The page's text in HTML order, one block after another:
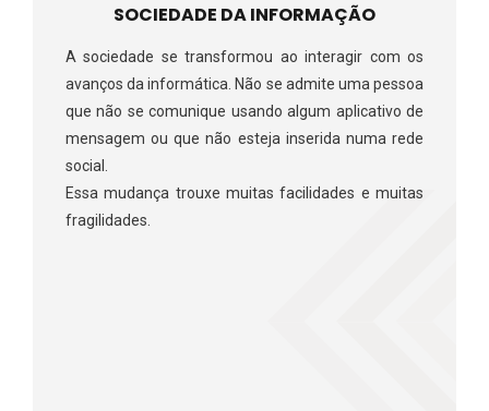
SOCIEDADE DA INFORMAÇÃO
A sociedade se transformou ao interagir com os
avanços da informática. Não se admite uma pessoa
que não se comunique usando algum aplicativo de
mensagem ou que não esteja inserida numa rede
social.
Essa mudança trouxe muitas facilidades e muitas
fragilidades.